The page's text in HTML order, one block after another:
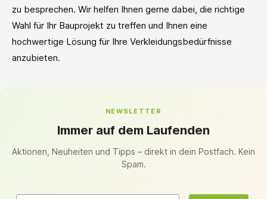
zu besprechen. Wir helfen Ihnen gerne dabei, die richtige
Wahl für Ihr Bauprojekt zu treffen und Ihnen eine
hochwertige Lösung für Ihre Verkleidungsbedürfnisse
anzubieten.
NEWSLETTER
Immer auf dem Laufenden
Aktionen, Neuheiten und Tipps – direkt in dein Postfach. Kein
Spam.